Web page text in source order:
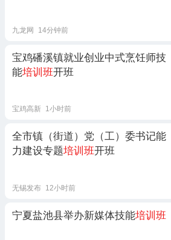
九龙网 14分钟前
宝鸡磻溪镇就业创业中式烹饪师技
能培训班开班
宝鸡高新 1小时前
全市镇（街道）党（工）委书记能
力建设专题培训班开班
无锡发布 12小时前
宁夏盐池县举办新媒体技能培训班